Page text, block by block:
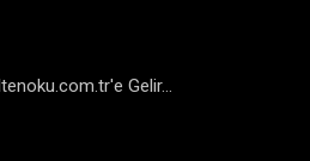
Gelir...